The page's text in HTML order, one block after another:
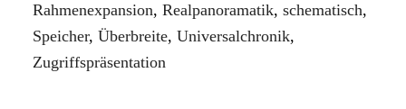
Rahmenexpansion, Realpanoramatik, schematisch,
Speicher, Überbreite, Universalchronik,
Zugriffspräsentation